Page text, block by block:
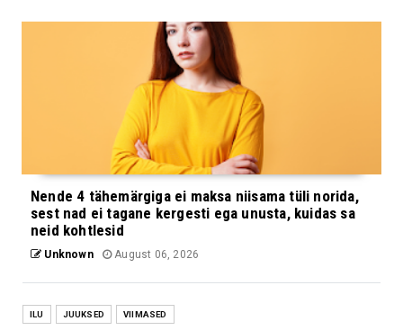
Nende 4 tähemärgiga ei maksa niisama tüli norida,
sest nad ei tagane kergesti ega unusta, kuidas sa
neid kohtlesid
Unknown August 06, 2026
ILU JUUKSED VIIMASED